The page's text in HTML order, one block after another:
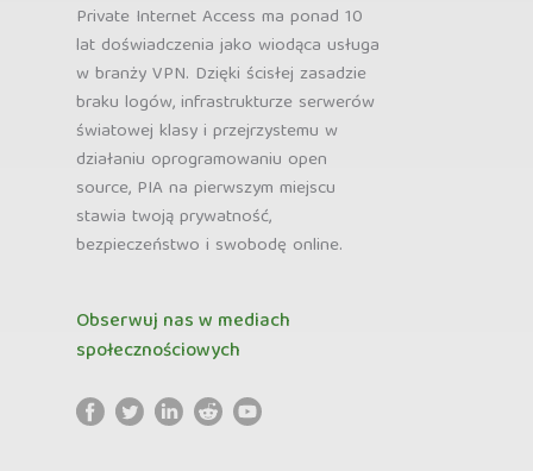
Private Internet Access ma ponad 10
lat doświadczenia jako wiodąca usługa
w branży VPN. Dzięki ścisłej zasadzie
braku logów, infrastrukturze serwerów
światowej klasy i przejrzystemu w
działaniu oprogramowaniu open
source, PIA na pierwszym miejscu
stawia twoją prywatność,
bezpieczeństwo i swobodę online.
Obserwuj nas w mediach
społecznościowych